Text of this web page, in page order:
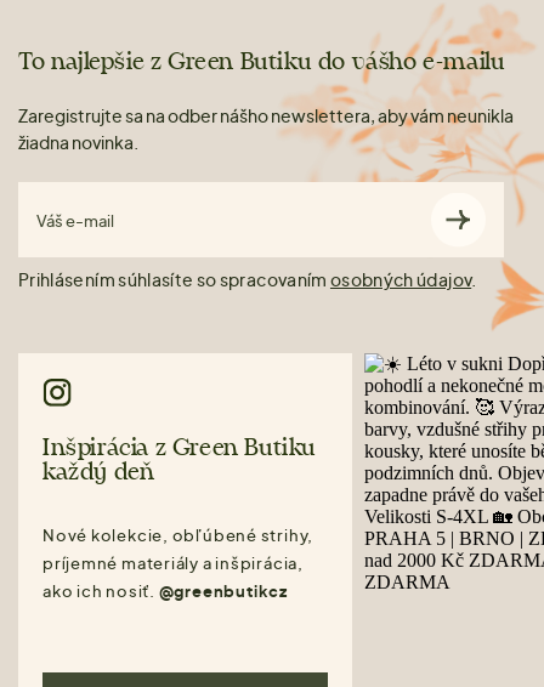
To najlepšie z Green Butiku do vášho e-mailu
Zaregistrujte sa na odber nášho newslettera, aby vám neunikla
žiadna novinka.
Váš e-mail
Prihlásením súhlasíte so spracovaním osobných údajov.
Inšpirácia z Green Butiku
každý deň
Nové kolekcie, obľúbené strihy,
príjemné materiály a inšpirácia,
ako ich nosiť. @greenbutikcz